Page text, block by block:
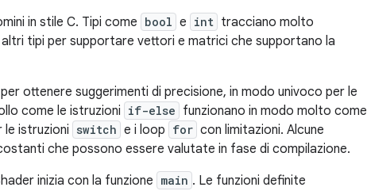
in stile C. Tipi come bool e int tracciano molto
tipi per supportare vettori e matrici che supportano la
ottenere suggerimenti di precisione, in modo univoco per le
come le istruzioni if-else funzionano in modo molto come
le istruzioni switch e i loop for con limitazioni. Alcune
che possono essere valutate in fase di compilazione.
inizia con la funzione main . Le funzioni definite